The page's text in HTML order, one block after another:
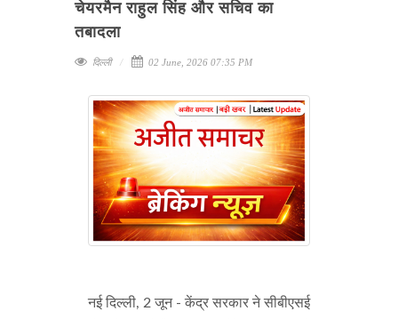
चेयरमैन राहुल सिंह और सचिव का
तबादला
दिल्ली 02 June, 2026 07:35 PM
नई दिल्ली, 2 जून - केंद्र सरकार ने सीबीएसई